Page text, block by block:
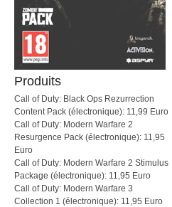
Produits
Call of Duty: Black Ops Rezurrection
Content Pack (électronique): 11,99 Euro
Call of Duty: Modern Warfare 2
Resurgence Pack (électronique): 11,95
Euro
Call of Duty: Modern Warfare 2 Stimulus
Package (électronique): 11,95 Euro
Call of Duty: Modern Warfare 3
Collection 1 (électronique): 11,95 Euro